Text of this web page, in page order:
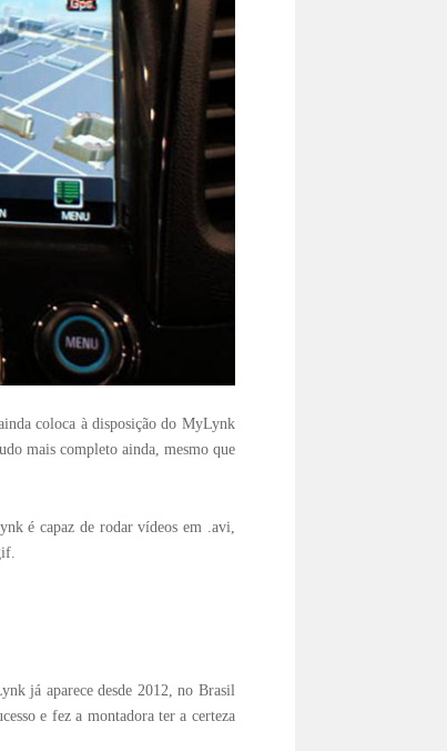
coloca à disposição do MyLynk
mais completo ainda, mesmo que
é capaz de rodar vídeos em .avi,
já aparece desde 2012, no Brasil
e fez a montadora ter a certeza